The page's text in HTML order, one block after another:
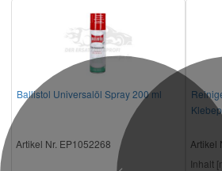
Ballistol Universalöl Spray 200 ml
Artikel Nr. EP1052268
Artikel
Inhalt